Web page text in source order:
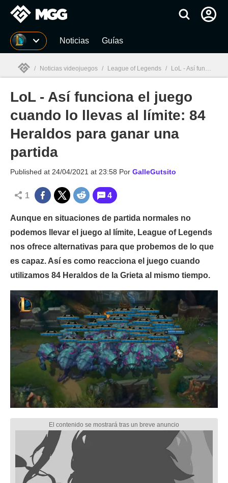
MGG Noticias Guías
MGG
/ Noticias videojuegos / League of Legends / LoL - Así funciona el juego cuando lo llevas al límite: 84 Heraldos para ganar una partida
LoL - Así funciona el juego
cuando lo llevas al límite: 84
Heraldos para ganar una
partida
Published at 24/04/2021 at 23:58 Por GalleGutsito
1 4
Aunque en situaciones de partida normales no
podemos llevar el juego al límite, League of Legends
nos ofrece alternativas para que probemos de lo que
es capaz. Así es como reacciona el juego cuando
utilizamos 84 Heraldos de la Grieta al mismo tiempo.